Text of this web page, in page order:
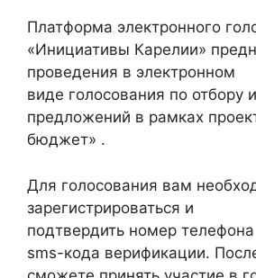
Платформа электронного
«Инициативы Карелии»
проведения в электронном
виде голосования по отбору
предложений в рамках
бюджет» .
Для голосования вам
зарегистрироваться и
подтвердить номер
sms-кода верификации.